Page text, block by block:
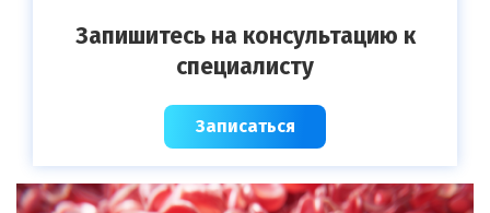
Запишитесь на консультацию к
специалисту
Записаться